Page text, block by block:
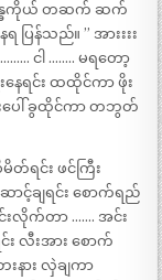
ခန္ဓကိုယ် တဆက် ဆက်
ပြန်သည်။ ” အားးးး
ငါ …….. မရတော့
ေရင်း ထထိုင်ကာ ဖိုး
ပေါ် ခွထိုင်ကာ တဘွတ်
တ်ရင်း ဖင်ကြီး
ာင့်ချရင်း စောက်ရည်
းလိုက်တာ ……. အင်း
င်း လီးအား စောက်
းနား လှဲချကာ